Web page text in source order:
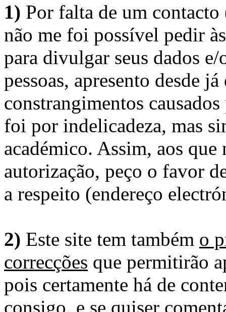
1) Por falta de um
não me foi possível pedir
para divulgar seus dados
pessoas, apresento desde
constrangimentos
foi por indelicadeza, mas
académico. Assim, aos
autorização, peço o favor
a respeito (endereço
2) Este site tem também o
correcções que permitirão
pois certamente há de
consigo, e se quiser